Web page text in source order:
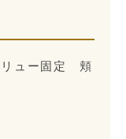
ュー固定 頬